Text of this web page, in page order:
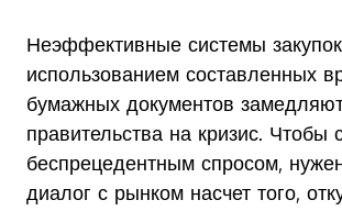
Неэффективные системы
использованием составленных
бумажных документов
правительства на кризис. Чтобы
беспрецедентным спросом,
диалог с рынком насчет того,